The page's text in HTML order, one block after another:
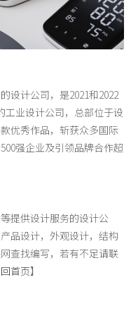
设计公司，是2021和2022
工业设计公司，总部位于设
优秀作品，斩获众多国际
500强企业及引领品牌合作超
提供设计服务的设计公
品设计，外观设计，结构
查找编写，若有不足请联
首页】